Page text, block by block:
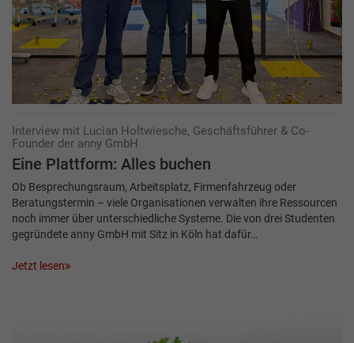
Interview mit Lucian Holtwiesche, Geschäftsführer & Co-
Founder der anny GmbH
Eine Plattform: Alles buchen
Ob Besprechungsraum, Arbeitsplatz, Firmenfahrzeug oder
Beratungstermin – viele Organisationen verwalten ihre Ressourcen
noch immer über unterschiedliche Systeme. Die von drei Studenten
gegründete anny GmbH mit Sitz in Köln hat dafür…
Jetzt lesen